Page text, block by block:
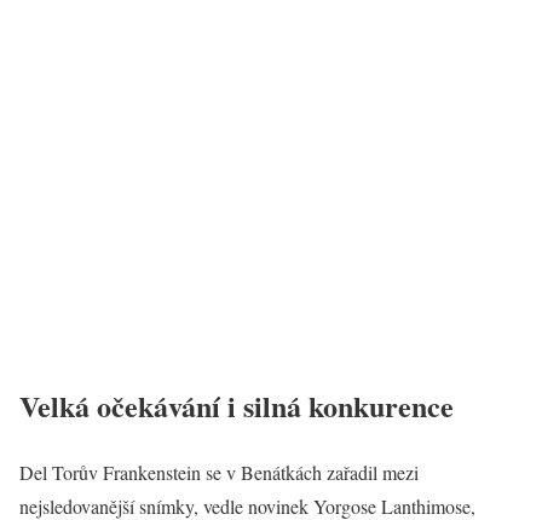
Velká očekávání i silná konkurence
Del Torův Frankenstein se v Benátkách zařadil mezi
nejsledovanější snímky, vedle novinek Yorgose Lanthimose,